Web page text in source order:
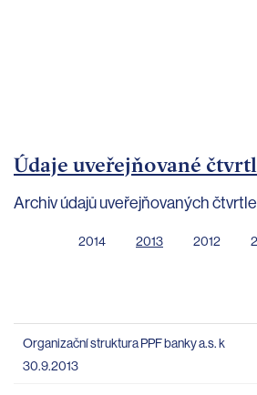
Údaje uveřejňované
Archiv údajů uveřejňovaných
2014 2013 2012
Organizační struktura PPF banky a.s. k
30.9.2013